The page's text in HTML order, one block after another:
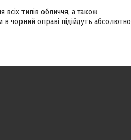
типів обличчя, а також
чорний оправі підійдуть абсолютно